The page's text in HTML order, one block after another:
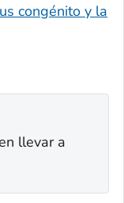
congénito y la
llevar a